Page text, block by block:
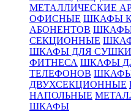
МЕТАЛЛИЧЕСКИЕ
ОФИСНЫЕ ШКАФЫ
АБОНЕНТОВ
СЕКЦИОННЫЕ
ШКАФЫ ДЛЯ
ФИТНЕСА ШКАФЫ
ТЕЛЕФОНОВ ШКАФЫ
ДВУХСЕКЦИОННЫЕ
НАПОЛЬНЫЕ
ШКАФЫ